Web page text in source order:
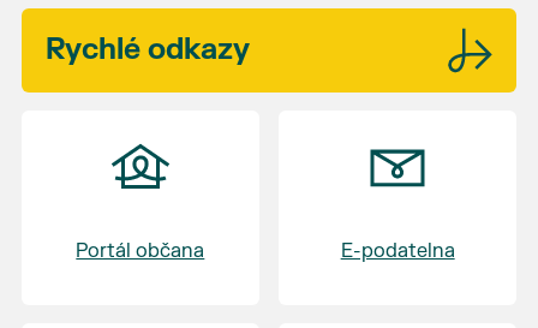
Rychléodkazy
Portál občana E-podatelna